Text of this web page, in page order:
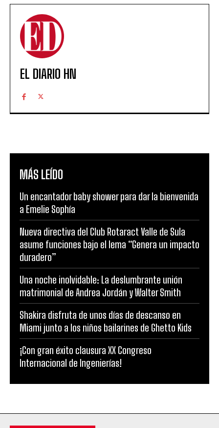
EL DIARIO HN
MÁS LEÍDO
Un encantador baby shower para dar la bienvenida
a Emelie Sophía
Nueva directiva del Club Rotaract Valle de Sula
asume funciones bajo el lema “Genera un impacto
duradero”
Una noche inolvidable: La deslumbrante unión
matrimonial de Andrea Jordán y Walter Smith
Shakira disfruta de unos días de descanso en
Miami junto a los niños bailarines de Ghetto Kids
¡Con gran éxito clausura XX Congreso
Internacional de Ingenierías!